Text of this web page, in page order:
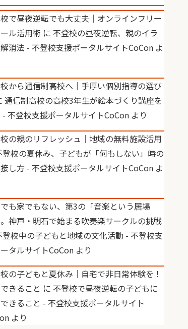
で昼夜逆転でも大丈夫｜オンラインフリー
ル活用術 に 不登校の昼夜逆転、親のイラ
消法 - 不登校支援ポータルサイトCoCon よ
から通信制高校へ｜手厚い個別指導の選び
通信制高校の高校3年生が絵本づくり講座を
- 不登校支援ポータルサイトCoCon より
の親のリフレッシュ｜地域の無料施設活用
登校の夏休み、子どもが「何もしない」時の
し方 - 不登校支援ポータルサイトCoCon よ
も家でもない、第3の「音楽という居場
神戸・明石で始まる吹奏楽サークルの挑戦
登校中の子どもと地域の文化活動 - 不登校支
タルサイトCoCon より
の子どもと夏休み｜自宅で非日常体験を！
きること に 不登校で昼夜逆転の子どもに
きること - 不登校支援ポータルサイト
より